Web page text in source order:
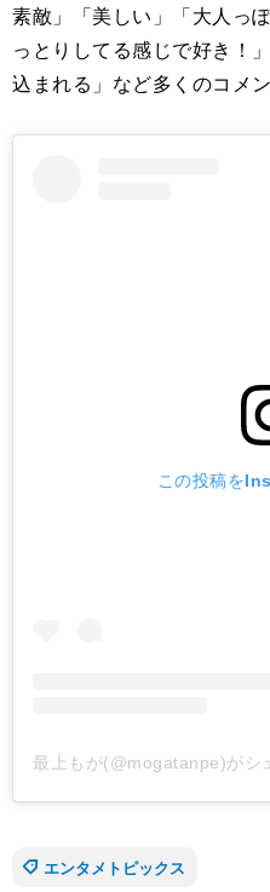
素敵」「美しい」「大人っ
っとりしてる感じで好き！
込まれる」など多くのコメ
この投稿を
最上もが(@mogatanpe)がシ
エンタメトピックス